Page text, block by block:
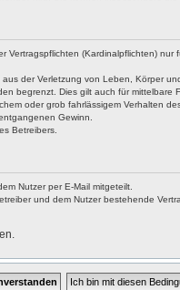
(Kardinalpflichten)
der Verletzung von Leben, Körper
begrenzt. Dies gilt auch für mittelbare
oder grob fahrlässigem Verhalten
Gewinn.
Betreibers.
Nutzer per E-Mail mitgeteilt.
und dem Nutzer bestehende